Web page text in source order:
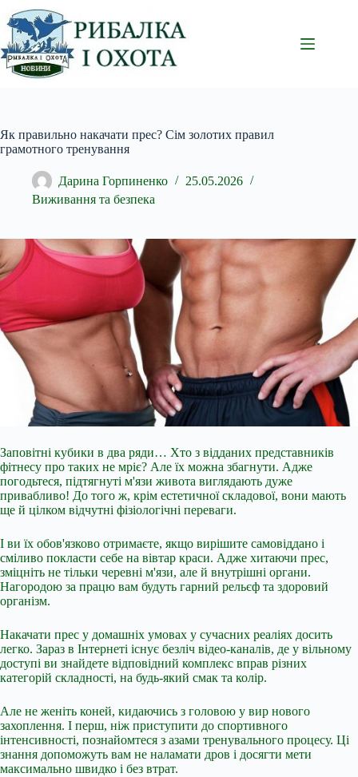
Перейти
до
вмісту
Як правильно накачати прес? Сім золотих правил
грамотного тренування
Дарина Горпиненко
25.05.2026
Виживання та безпека
Заповітні кубики в два ряди… Хто з відданих представників
фітнесу про таких не мріє? Але їх можна збагнути. Адже
погодьтеся, підтягнуті м'язи живота виглядають дуже
привабливо! До того ж, крім естетичної складової, вони мають
ще й цілком відчутні фізіологічні переваги.
І ви їх обов'язково отримаєте, якщо вирішите самовіддано і
сміливо покласти себе на вівтар краси. Адже хитаючи прес,
зміцніть не тільки черевні м'язи, але й внутрішні органи.
Нагородою за працю вам будуть гарний рельєф та здоровий
організм.
Накачати прес у домашніх умовах у сучасних реаліях досить
легко. Зараз в Інтернеті існує безліч відео-каналів, де у вільному
доступі ви знайдете відповідний комплекс вправ різних
категорій складності, на будь-який смак та колір.
Але не женіть коней, кидаючись з головою у вир нового
захоплення. І перш, ніж приступити до спортивного
інтенсивності, познайомтеся з азами тренувального процесу. Ці
знання допоможуть вам не наламати дров і досягти мети
максимально швидко і без втрат.